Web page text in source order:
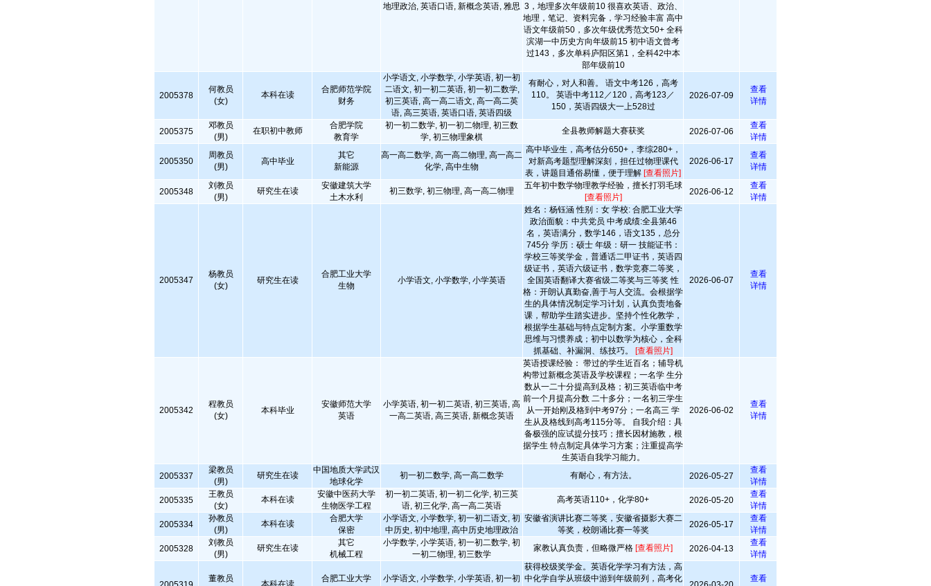
地理政治, 英语口语, 新概念英语, 雅思 3，地理多次年级前10 很喜欢英语、政治、
地理，笔记、资料完备，学习经验丰富 高中
语文年级前50，多次年级优秀范文50+ 全科
滨湖一中历史方向年级前15 初中语文曾考
过143，多次单科庐阳区第1，全科42中本
部年级前10
2005378
何教员
(女)
本科在读
合肥师范学院
财务
小学语文, 小学数学, 小学英语, 初一初
二语文, 初一初二英语, 初一初二数学,
初三英语, 高一高二语文, 高一高二英
语, 高三英语, 英语口语, 英语四级
有耐心，对人和善。 语文中考126，高考
110。 英语中考112／120，高考123／
150，英语四级大一上528过
2026-07-09
查看
详情
2005375
邓教员
(男)
在职初中教师
合肥学院
教育学
初一初二数学, 初一初二物理, 初三数
学, 初三物理象棋
全县教师解题大赛获奖 2026-07-06
查看
详情
2005350
周教员
(男)
高中毕业
其它
新能源
高一高二数学, 高一高二物理, 高一高二
化学, 高中生物
高中毕业生，高考估分650+，李综280+，
对新高考题型理解深刻，担任过物理课代
表，讲题目通俗易懂，便于理解 [查看照片]
2026-06-17
查看
详情
2005348
刘教员
(男)
研究生在读
安徽建筑大学
土木水利
初三数学, 初三物理, 高一高二物理
五年初中数学物理教学经验，擅长打羽毛球
[查看照片]
2026-06-12
查看
详情
2005347
杨教员
(女)
研究生在读
合肥工业大学
生物
小学语文, 小学数学, 小学英语
姓名：杨钰涵 性别：女 学校: 合肥工业大学
政治面貌：中共党员 中考成绩:全县第46
名，英语满分，数学146，语文135，总分
745分 学历：硕士 年级：研一 技能证书：
学校三等奖学金，普通话二甲证书，英语四
级证书，英语六级证书，数学竞赛二等奖，
全国英语翻译大赛省级二等奖与三等奖 性
格：开朗认真勤奋,善于与人交流。会根据学
生的具体情况制定学习计划，认真负责地备
课，帮助学生踏实进步。坚持个性化教学，
根据学生基础与特点定制方案。小学重数学
思维与习惯养成；初中以数学为核心，全科
抓基础、补漏洞、练技巧。 [查看照片]
2026-06-07
查看
详情
2005342
程教员
(女)
本科毕业
安徽师范大学
英语
小学英语, 初一初二英语, 初三英语, 高
一高二英语, 高三英语, 新概念英语
英语授课经验： 带过的学生近百名；辅导机
构带过新概念英语及学校课程；一名学 生分
数从一二十分提高到及格；初三英语临中考
前一个月提高分数 二十多分；一名初三学生
从一开始刚及格到中考97分；一名高三 学
生从及格线到高考115分等。 自我介绍：具
备极强的应试提分技巧；擅长因材施教，根
据学生 特点制定具体学习方案；注重提高学
生英语自我学习能力。
2026-06-02
查看
详情
2005337
梁教员
(男)
研究生在读
中国地质大学武汉
地球化学
初一初二数学, 高一高二数学 有耐心，有方法。 2026-05-27
查看
详情
2005335
王教员
(女)
本科在读
安徽中医药大学
生物医学工程
初一初二英语, 初一初二化学, 初三英
语, 初三化学, 高一高二英语
高考英语110+，化学80+ 2026-05-20
查看
详情
2005334
孙教员
(男)
本科在读
合肥大学
保密
小学语文, 小学数学, 初一初二语文, 初
中历史, 初中地理, 高中历史地理政治
安徽省演讲比赛二等奖，安徽省摄影大赛二
等奖，校朗诵比赛一等奖
2026-05-17
查看
详情
2005328
刘教员
(男)
研究生在读
其它
机械工程
小学数学, 小学英语, 初一初二数学, 初
一初二物理, 初三数学
家教认真负责，但略微严格 [查看照片] 2026-04-13
查看
详情
董教员
本科在读
合肥工业大学
小学语文, 小学数学, 小学英语, 初一初
获得校级奖学金。英语化学学习有方法，高
中化学自学从班级中游到年级前列，高考化
查看